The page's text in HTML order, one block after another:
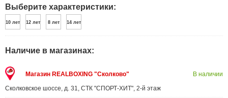
Выберите характеристики:
10 лет 12 лет 8 лет 14 лет
Наличие в магазинах:
Магазин REALBOXING "Сколково"
Сколковское шоссе, д. 31, СТК "СПОРТ-ХИТ", 2-й этаж
В наличии